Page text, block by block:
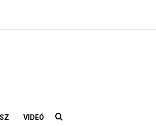
VIDEÓ Keresés: